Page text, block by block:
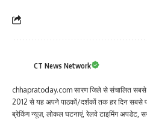
CT News Network
chhapratoday.com सारण जिले से संचालित सबसे
2012 से यह अपने पाठकों/दर्शकों तक हर दिन
ब्रेकिंग न्यूज़, लोकल घटनाएं, रेलवे टाइमिंग अपडेट,